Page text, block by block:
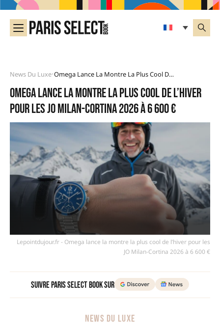
News Du Luxe• Omega Lance La Montre La Plus Cool De L’hiver Pour Les JO Milan-Cortina 2026 À 6 600 €
Omega lance la montre la plus cool de l’hiver
pour les JO Milan-Cortina 2026 à 6 600 €
Lepointdujour.fr - Omega lance la montre la plus cool de l’hiver pour les
JO Milan-Cortina 2026 à 6 600 €
Suivre Paris Select Book sur
NEWS DU LUXE